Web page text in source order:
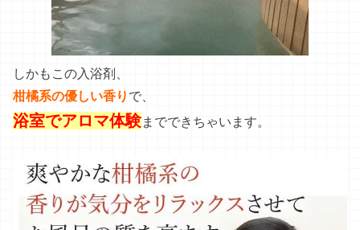
しかもこの入浴剤、
柑橘系の優しい香り で、
浴室でアロマ体験までできちゃいます。